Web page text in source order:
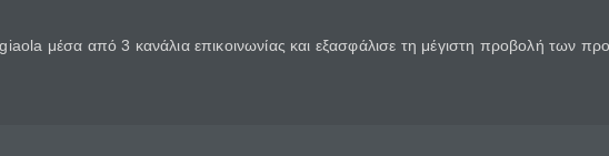
μέσα από 3 κανάλια επικοινωνίας και εξασφάλισε τη μέγιστη προβολή των